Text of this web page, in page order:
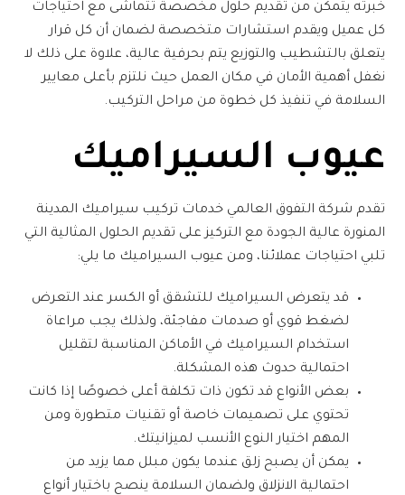
خبرته يتمكن من تقديم حلول مخصصة تتماشى مع احتياجات
كل عميل ويقدم استشارات متخصصة لضمان أن كل قرار
يتعلق بالتشطيب والتوزيع يتم بحرفية عالية، علاوة على ذلك لا
نغفل أهمية الأمان في مكان العمل حيث نلتزم بأعلى معايير
السلامة في تنفيذ كل خطوة من مراحل التركيب.
عيوب السيراميك
تقدم شركة التفوق العالميخدمات تركيب سيراميك المدينة
المنورة عالية الجودة مع التركيز على تقديم الحلول المثالية التي
تلبي احتياجات عملائنا، ومن عيوب السيراميك ما يلي:
قد يتعرض السيراميك للتشقق أو الكسر عند التعرض
لضغط قوي أو صدمات مفاجئة، ولذلك يجب مراعاة
استخدام السيراميك في الأماكن المناسبة لتقليل
احتمالية حدوث هذه المشكلة.
بعض الأنواع قد تكون ذات تكلفة أعلى خصوصًا إذا كانت
تحتوي على تصميمات خاصة أو تقنيات متطورة ومن
المهم اختيار النوع الأنسب لميزانيتك.
يمكن أن يصبح زلق عندما يكون مبلل مما يزيد من
احتمالية الانزلاق ولضمان السلامة ينصح باختيار أنواع